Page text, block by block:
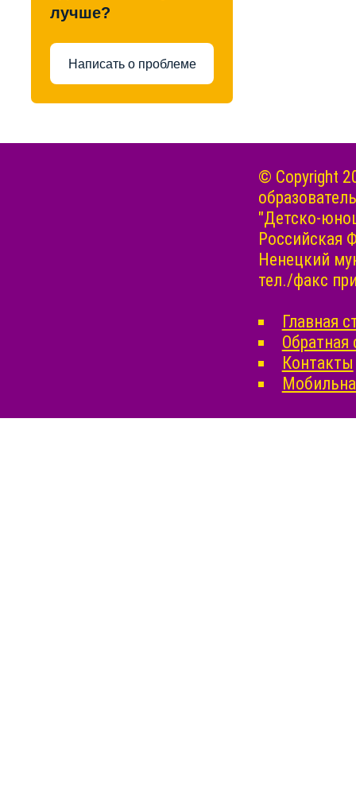
лучше?
Написать о проблеме
© Copyright
"Детско-
Российская
Ненецкий
тел./факс
Главная
Обратная
Контакты